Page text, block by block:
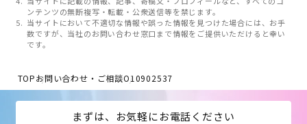
ンテンツの無断複写・転載・公衆送信等を禁じます。
当サイトにおいて不適切な情報や誤った情報を見つけた場合には、お手
数ですが、当社のお問い合わせ窓口まで情報をご提供いただけると幸い
です。
TOPお問い合わせ・ご相談O10902537
まずは、お気軽にお電話ください